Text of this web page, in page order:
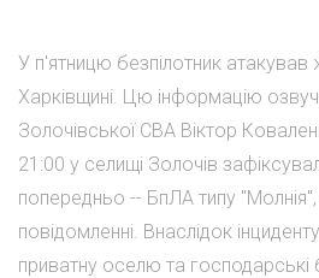
У п'ятницю безпілотник
Харківщині. Цю інформацію
Золочівської СВА Віктор
21:00 у селищі Золочів
попередньо -- БпЛА типу
повідомленні. Внаслідок
приватну оселю та господарські